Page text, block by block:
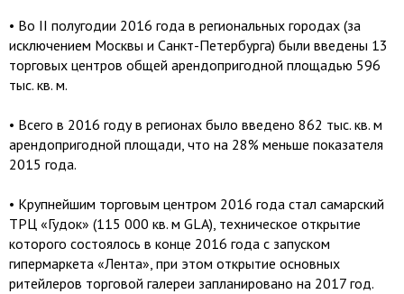
• Во II полугодии 2016 года в региональных городах (за
исключением Москвы и Санкт-Петербурга) были введены 13
торговых центров общей арендопригодной площадью 596
тыс. кв. м.
• Всего в 2016 году в регионах было введено 862 тыс. кв. м
арендопригодной площади, что на 28% меньше показателя
2015 года.
• Крупнейшим торговым центром 2016 года стал самарский
ТРЦ «Гудок» (115 000 кв. м GLA), техническое открытие
которого состоялось в конце 2016 года с запуском
гипермаркета «Лента», при этом открытие основных
ритейлеров торговой галереи запланировано на 2017 год.